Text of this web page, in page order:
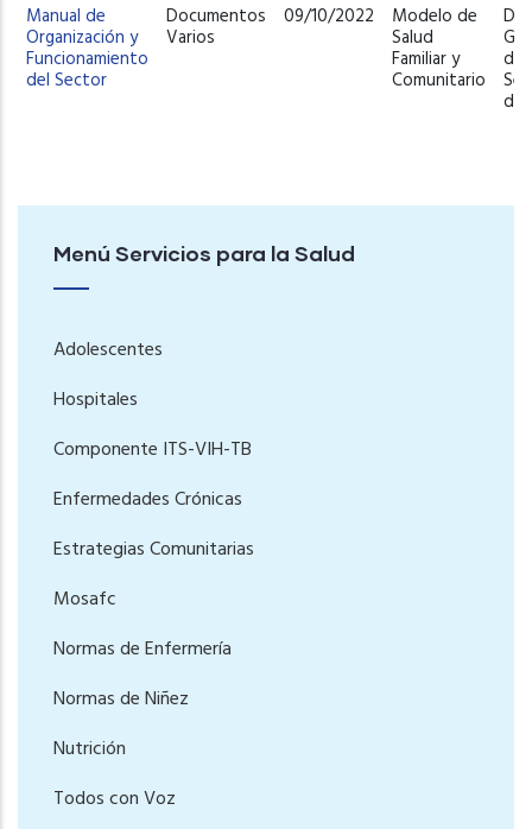
Manual de
Organización y
Funcionamiento
del Sector
Documentos
Varios
09/10/2022 Modelo de
Salud
Familiar y
Comunitario
de
de
Menú Servicios para la Salud
Adolescentes
Hospitales
Componente ITS-VIH-TB
Enfermedades Crónicas
Estrategias Comunitarias
Mosafc
Normas de Enfermería
Normas de Niñez
Nutrición
Todos con Voz